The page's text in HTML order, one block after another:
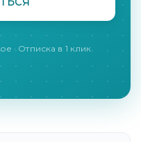
· Отписка в 1 клик